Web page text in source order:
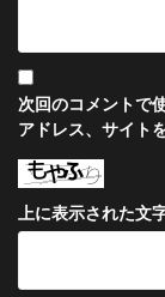
次回のコメントで
アドレス、サイト
上に表示された文